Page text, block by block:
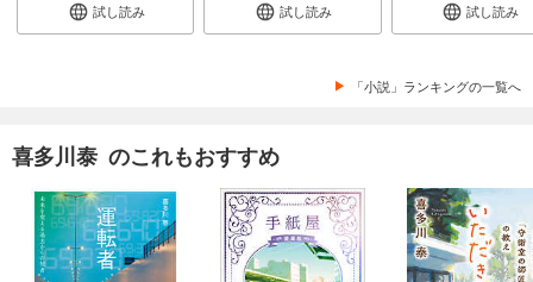
試し読み 試し読み 試し読み
「小説」ランキングの一覧へ
喜多川泰 のこれもおすすめ